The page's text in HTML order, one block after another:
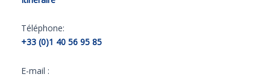
Téléphone:
+33 (0)1 40 56 95 85
E-mail :